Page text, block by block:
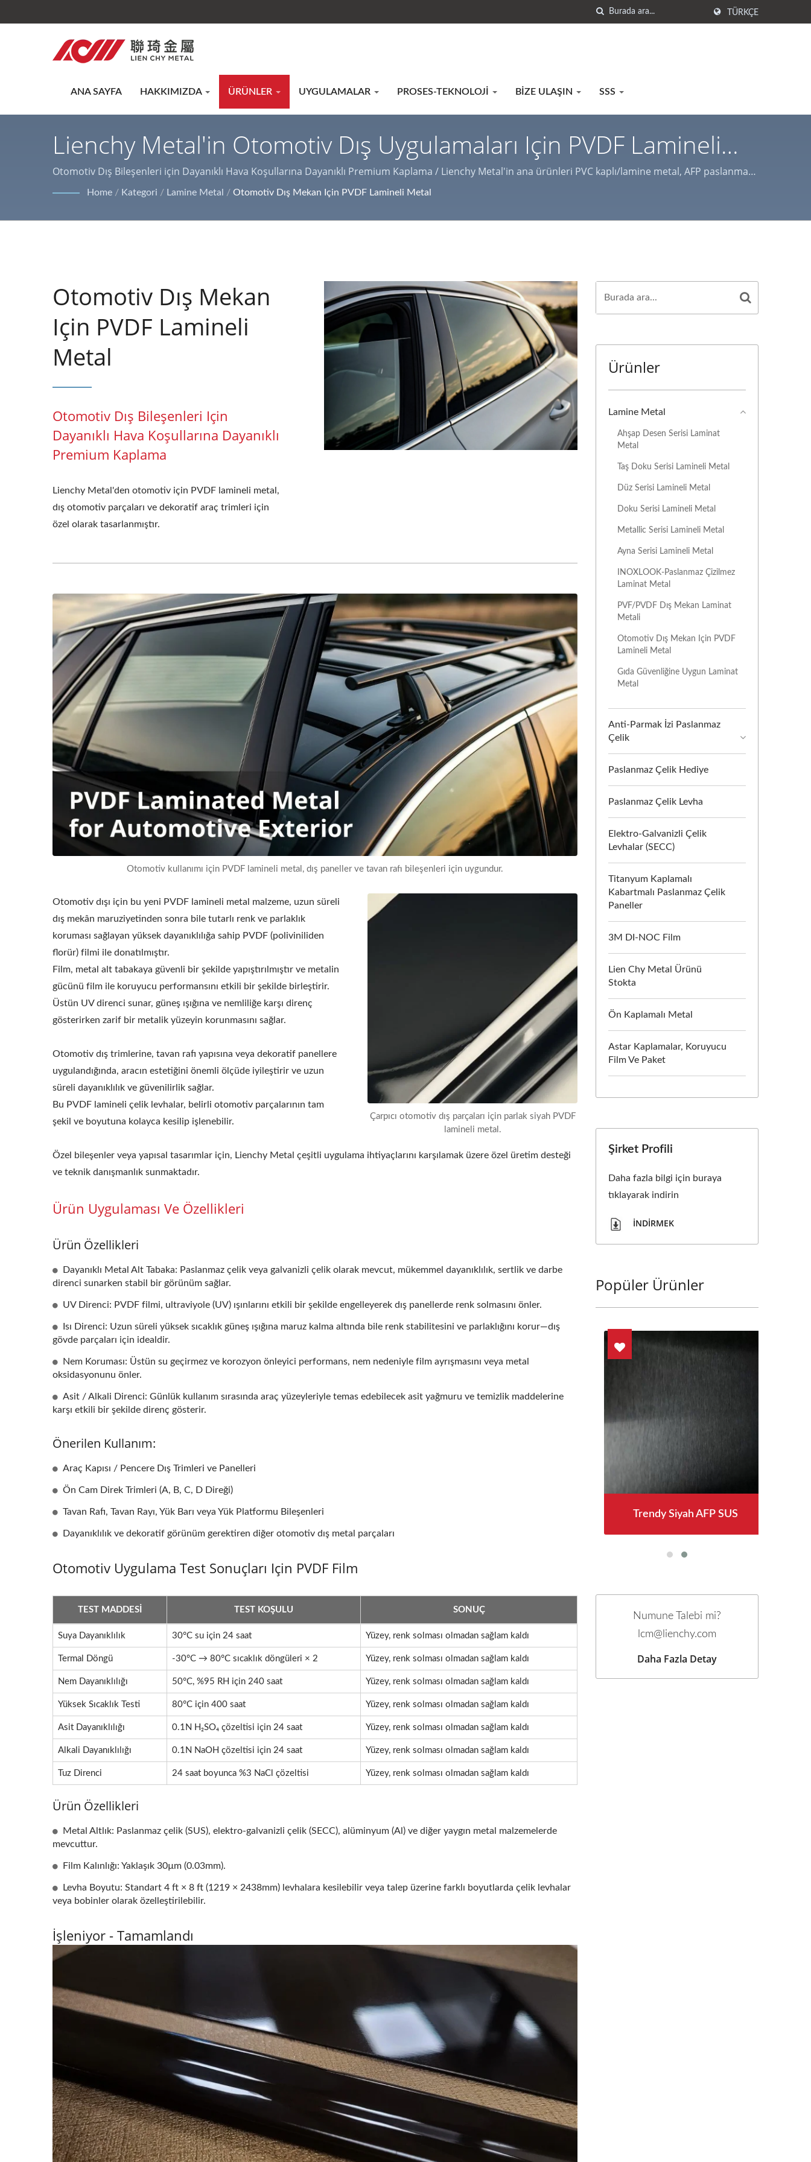
TÜRKÇE
ANA SAYFA HAKKIMIZDA ÜRÜNLER UYGULAMALAR PROSES-TEKNOLOJI BIZE ULAŞIN SSS
Lienchy Metal'in Otomotiv Dış Uygulamaları Için PVDF Lamineli
Metali / Laminat Metal Ürünleri | Metal Yüzey İşleme | Lienchy
Metal
Otomotiv Dış Bileşenleri için Dayanıklı Hava Koşullarına Dayanıklı Premium Kaplama / Lienchy Metal'in ana ürünleri PVC kaplı/lamine metal, AFP paslanmaz
çelik ve çelik bobinler/levhalar, çeşitli iç ve dış mekan dekorasyonları ile ev aletleri kutuları için uygun lazer kesim hizmetleridir.
Home / Kategori / Lamine Metal / Otomotiv Dış Mekan Için PVDF Lamineli Metal
Otomotiv Dış Mekan
Için PVDF Lamineli
Metal
Otomotiv Dış Bileşenleri Için
Dayanıklı Hava Koşullarına Dayanıklı
Premium Kaplama
Lienchy Metal'den otomotiv için PVDF lamineli metal,
dış otomotiv parçaları ve dekoratif araç trimleri için
özel olarak tasarlanmıştır.
Otomotiv kullanımı için PVDF lamineli metal, dış paneller ve tavan rafı bileşenleri için uygundur.
Çarpıcı otomotiv dış parçaları için parlak siyah PVDF
lamineli metal.
Otomotiv dışı için bu yeni PVDF lamineli metal malzeme, uzun süreli
dış mekân maruziyetinden sonra bile tutarlı renk ve parlaklık
koruması sağlayan yüksek dayanıklılığa sahip PVDF (poliviniliden
florür) filmi ile donatılmıştır.
Film, metal alt tabakaya güvenli bir şekilde yapıştırılmıştır ve metalin
gücünü film ile koruyucu performansını etkili bir şekilde birleştirir.
Üstün UV direnci sunar, güneş ışığına ve nemliliğe karşı direnç
gösterirken zarif bir metalik yüzeyin korunmasını sağlar.
Otomotiv dış trimlerine, tavan rafı yapısına veya dekoratif panellere
uygulandığında, aracın estetiğini önemli ölçüde iyileştirir ve uzun
süreli dayanıklılık ve güvenilirlik sağlar.
Bu PVDF lamineli çelik levhalar, belirli otomotiv parçalarının tam
şekil ve boyutuna kolayca kesilip işlenebilir.
Özel bileşenler veya yapısal tasarımlar için, Lienchy Metal çeşitli uygulama ihtiyaçlarını karşılamak üzere özel üretim desteği
ve teknik danışmanlık sunmaktadır.
Ürün Uygulaması Ve Özellikleri
Ürün Özellikleri
Dayanıklı Metal Alt Tabaka: Paslanmaz çelik veya galvanizli çelik olarak mevcut, mükemmel dayanıklılık, sertlik ve darbe
direnci sunarken stabil bir görünüm sağlar.
UV Direnci: PVDF filmi, ultraviyole (UV) ışınlarını etkili bir şekilde engelleyerek dış panellerde renk solmasını önler.
Isı Direnci: Uzun süreli yüksek sıcaklık güneş ışığına maruz kalma altında bile renk stabilitesini ve parlaklığını korur—dış
gövde parçaları için idealdir.
Nem Koruması: Üstün su geçirmez ve korozyon önleyici performans, nem nedeniyle film ayrışmasını veya metal
oksidasyonunu önler.
Asit / Alkali Direnci: Günlük kullanım sırasında araç yüzeyleriyle temas edebilecek asit yağmuru ve temizlik maddelerine
karşı etkili bir şekilde direnç gösterir.
Önerilen Kullanım:
Araç Kapısı / Pencere Dış Trimleri ve Panelleri
Ön Cam Direk Trimleri (A, B, C, D Direği)
Tavan Rafı, Tavan Rayı, Yük Barı veya Yük Platformu Bileşenleri
Dayanıklılık ve dekoratif görünüm gerektiren diğer otomotiv dış metal parçaları
Otomotiv Uygulama Test Sonuçları Için PVDF Film
TEST MADDESI TEST KOŞULU SONUÇ
Suya Dayanıklılık 30°C su için 24 saat Yüzey, renk solması olmadan sağlam kaldı
Termal Döngü -30°C → 80°C sıcaklık döngüleri × 2 Yüzey, renk solması olmadan sağlam kaldı
Nem Dayanıklılığı 50°C, %95 RH için 240 saat Yüzey, renk solması olmadan sağlam kaldı
Yüksek Sıcaklık Testi 80°C için 400 saat Yüzey, renk solması olmadan sağlam kaldı
Asit Dayanıklılığı 0.1N H₂SO₄ çözeltisi için 24 saat Yüzey, renk solması olmadan sağlam kaldı
Alkali Dayanıklılığı 0.1N NaOH çözeltisi için 24 saat Yüzey, renk solması olmadan sağlam kaldı
Tuz Direnci 24 saat boyunca %3 NaCl çözeltisi Yüzey, renk solması olmadan sağlam kaldı
Ürün Özellikleri
Metal Altlık: Paslanmaz çelik (SUS), elektro-galvanizli çelik (SECC), alüminyum (Al) ve diğer yaygın metal malzemelerde
mevcuttur.
Film Kalınlığı: Yaklaşık 30µm (0.03mm).
Levha Boyutu: Standart 4 ft × 8 ft (1219 × 2438mm) levhalara kesilebilir veya talep üzerine farklı boyutlarda çelik levhalar
veya bobinler olarak özelleştirilebilir.
İşleniyor - Tamamlandı
Ürünler
Lamine Metal
Ahşap Desen Serisi Laminat
Metal
Taş Doku Serisi Lamineli Metal
Düz Serisi Lamineli Metal
Doku Serisi Lamineli Metal
Metallic Serisi Lamineli Metal
Ayna Serisi Lamineli Metal
INOXLOOK-Paslanmaz Çizilmez
Laminat Metal
PVF/PVDF Dış Mekan Laminat
Metali
Otomotiv Dış Mekan Için PVDF
Lamineli Metal
Gıda Güvenliğine Uygun Laminat
Metal
Anti-Parmak İzi Paslanmaz
Çelik
Paslanmaz Çelik Hediye
Paslanmaz Çelik Levha
Elektro-Galvanizli Çelik
Levhalar (SECC)
Titanyum Kaplamalı
Kabartmalı Paslanmaz Çelik
Paneller
3M DI-NOC Film
Lien Chy Metal Ürünü
Stokta
Ön Kaplamalı Metal
Astar Kaplamalar, Koruyucu
Film Ve Paket
Şirket Profili
Daha fazla bilgi için buraya
tıklayarak indirin
İNDIRMEK
Popüler Ürünler
Ahşap Desenli Metal Trendy Siyah AFP SUS Trendy Siyah AFP SUS
Numune Talebi mi?
lcm@lienchy.com
Daha Fazla Detay